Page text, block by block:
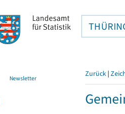
Newsletter Zurück |